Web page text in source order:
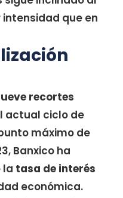
que en
recortes
actual ciclo de
máximo de
Banxico ha
la tasa de interés
económica.